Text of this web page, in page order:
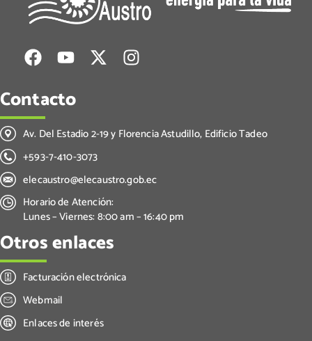
Contacto
Av. Del Estadio 2-19 y Florencia Astudillo, Edificio Tadeo
+593-7-410-3073
elecaustro@elecaustro.gob.ec
Horario de Atención:
Lunes – Viernes: 8:00 am – 16:40 pm
Otros enlaces
Facturación electrónica
Webmail
Enlaces de interés